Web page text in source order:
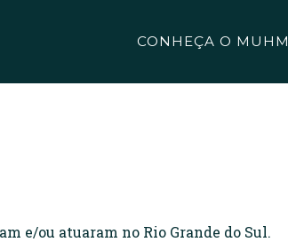
CONHEÇA O MUHM
e/ou atuaram no Rio Grande do Sul.